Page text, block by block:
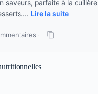
saveurs, parfaite à la cuillère
Lire la suite
·